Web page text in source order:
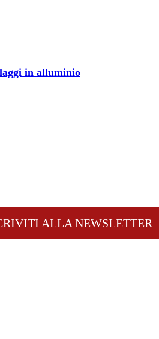
in alluminio
ALLA NEWSLETTER